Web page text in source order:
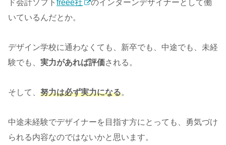
ド会計ソフト freee社
のインターンデザイナーとして働
いているんだとか。
デザイン学校に通わなくても、新卒でも、中途でも、未経
験でも、 実力があれば評価される。
そして、 努力は必ず実力になる。
中途未経験でデザイナーを目指す方にとっても、勇気づけ
られる内容なのではないかと思います。